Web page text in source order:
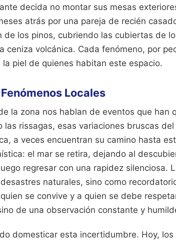
decida no montar sus mesas
atrás por una pareja de recién
de los pinos, cubriendo las cubiertas de
ceniza volcánica. Cada fenómeno, por
piel de quienes habitan este espacio.
Locales
la zona nos hablan de eventos que han
las rissagas, esas variaciones bruscas
a veces encuentran su camino hasta
el mar se retira, dejando al
regresar con una rapidez silenciosa.
naturales, sino como
se convive y a quien se debe
de una observación constante y
domesticar esta incertidumbre. Hoy,